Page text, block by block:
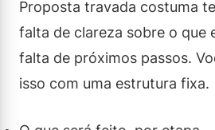
Proposta travada costuma
falta de clareza sobre o que
falta de próximos passos.
isso com uma estrutura fixa.